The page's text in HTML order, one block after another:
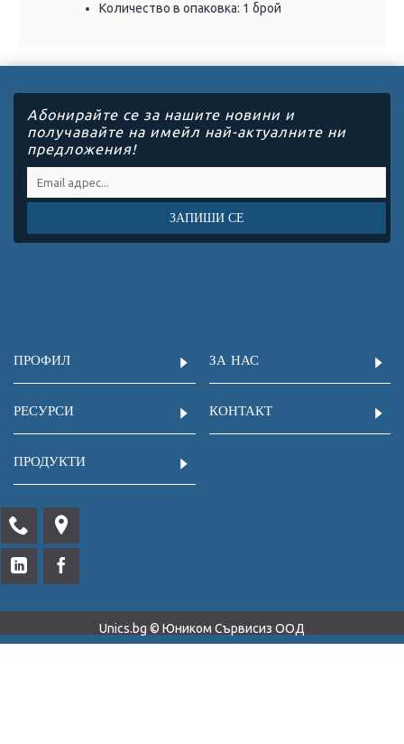
Количество в опаковка: 1 брой
Абонирайте се за нашите новини и
получавайте на имейл най-актуалните ни
предложения!
ЗАПИШИ СЕ
ПРОФИЛ ЗА НАС
РЕСУРСИ КОНТАКТ
ПРОДУКТИ
Unics.bg © Юником Сървисиз ООД